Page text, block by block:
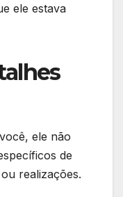
ele estava
ele não
de
realizações.